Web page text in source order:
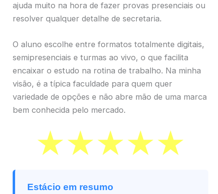
ajuda muito na hora de fazer provas presenciais ou
resolver qualquer detalhe de secretaria.
O aluno escolhe entre formatos totalmente digitais,
semipresenciais e turmas ao vivo, o que facilita
encaixar o estudo na rotina de trabalho. Na minha
visão, é a típica faculdade para quem quer
variedade de opções e não abre mão de uma marca
bem conhecida pelo mercado.
Estácio em resumo